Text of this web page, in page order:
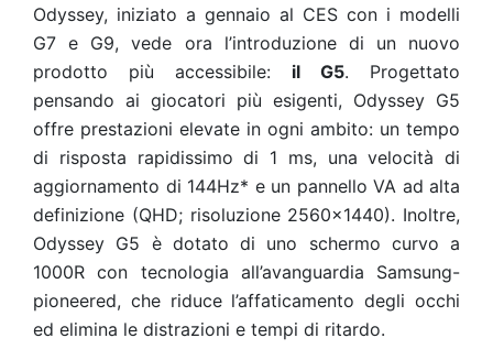
Odyssey, iniziato a gennaio al CES con i modelli
G7 e G9, vede ora l’introduzione di un nuovo
prodotto più accessibile: il G5. Progettato
pensando ai giocatori più esigenti, Odyssey G5
offre prestazioni elevate in ogni ambito: un tempo
di risposta rapidissimo di 1 ms, una velocità di
aggiornamento di 144Hz* e un pannello VA ad alta
definizione (QHD; risoluzione 2560×1440). Inoltre,
Odyssey G5 è dotato di uno schermo curvo a
1000R con tecnologia all’avanguardia Samsung-
pioneered, che riduce l’affaticamento degli occhi
ed elimina le distrazioni e tempi di ritardo.